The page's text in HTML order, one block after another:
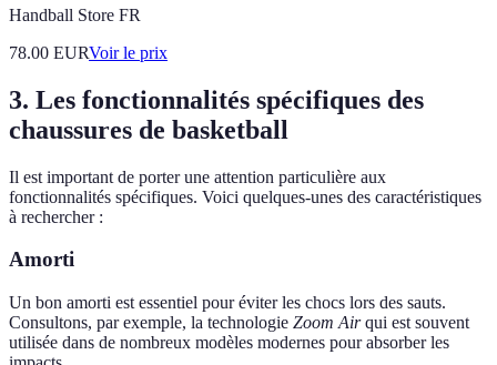
Handball Store FR
78.00 EURVoir le prix
3. Les fonctionnalités spécifiques des
chaussures de basketball
Il est important de porter une attention particulière aux
fonctionnalités spécifiques. Voici quelques-unes des caractéristiques
à rechercher :
Amorti
Un bon amorti est essentiel pour éviter les chocs lors des sauts.
Consultons, par exemple, la technologie Zoom Airqui est souvent
utilisée dans de nombreux modèles modernes pour absorber les